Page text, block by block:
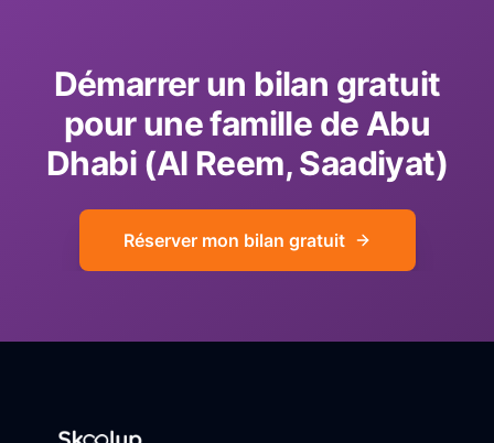
Démarrer un bilan gratuit
pour une famille de Abu
Dhabi (Al Reem, Saadiyat)
Réserver mon bilan gratuit